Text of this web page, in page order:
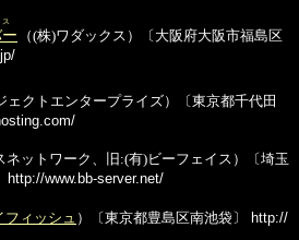
（(株)ワダックス）〔大阪府大阪市福島区
ェクトエンタープライズ）〔東京都千代田
ネットワーク、旧:(有)ビーフェイス）〔埼玉
http://www.bb-server.net/
フィッシュ ）〔東京都豊島区南池袋〕
http://